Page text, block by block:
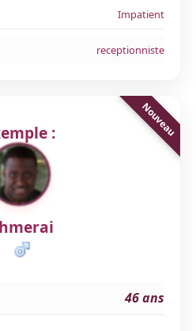
Impatient
receptionniste
:
46 ans